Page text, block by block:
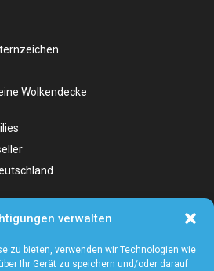
verwalten
zu bieten, verwenden wir Technologien wie
Ihr Gerät zu speichern und/oder darauf
Wolkendecke
unentbehrlich ist